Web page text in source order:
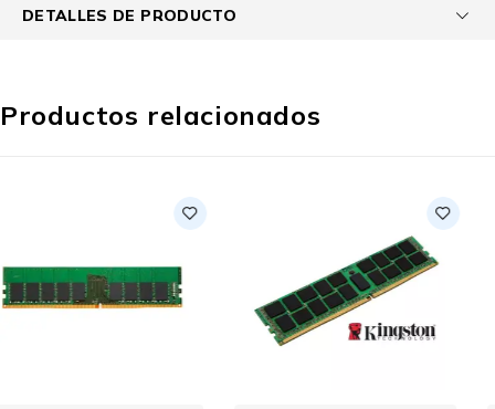
DETALLES DE PRODUCTO
Productos relacionados